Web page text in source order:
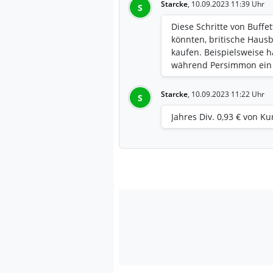
S Starcke, 10.09.2023 11:39 Uhr
Diese Schritte von
könnten, britische
kaufen. Beispielsweise
während Persimmon
S Starcke, 10.09.2023 11:22 Uhr
Jahres Div. 0,93 € von